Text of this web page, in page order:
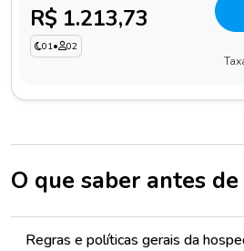
R$ 1.213,73
01• 02
O que saber antes
Regras e políticas gerais da